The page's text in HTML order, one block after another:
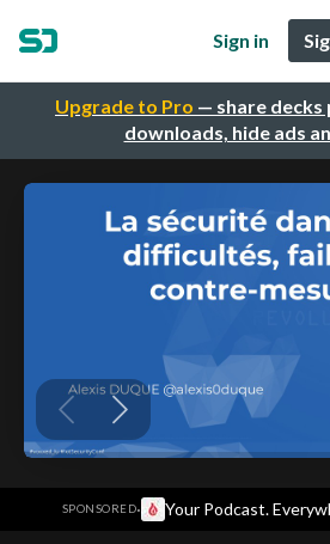
Upgrade to Pro — share
downloads, hide ads
Sign in
SPONSORED· Your Podcast.